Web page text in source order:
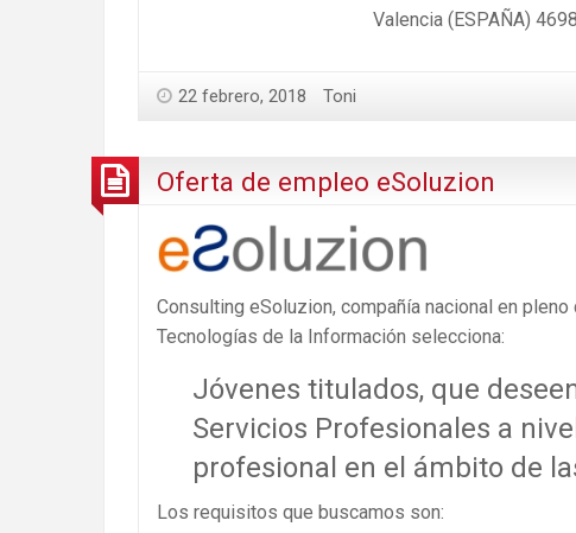
Valencia (ESPAÑA)
22 febrero, 2018 Toni
Oferta de empleo eSoluzion
Consulting eSoluzion, compañía nacional en
Tecnologías de la Información selecciona:
Jóvenes titulados, que
Servicios Profesionales a
profesional en el ámbito de
Los requisitos que buscamos son: